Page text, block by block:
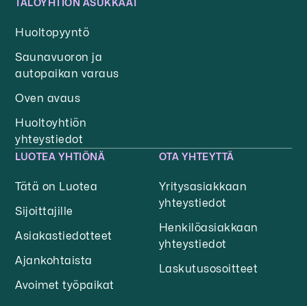
TALOYHTIÖN ASUKKAAT
Huoltopyyntö
Saunavuoron ja
autopaikan varaus
Oven avaus
Huoltoyhtiön
yhteystiedot
LUOTEA YHTIÖNÄ
Tätä on Luotea
Sijoittajille
Asiakastiedotteet
Ajankohtaista
Avoimet työpaikat
OTA YHTEYTTÄ
Yritysasiakkaan
yhteystiedot
Henkilöasiakkaan
yhteystiedot
Laskutusosoitteet